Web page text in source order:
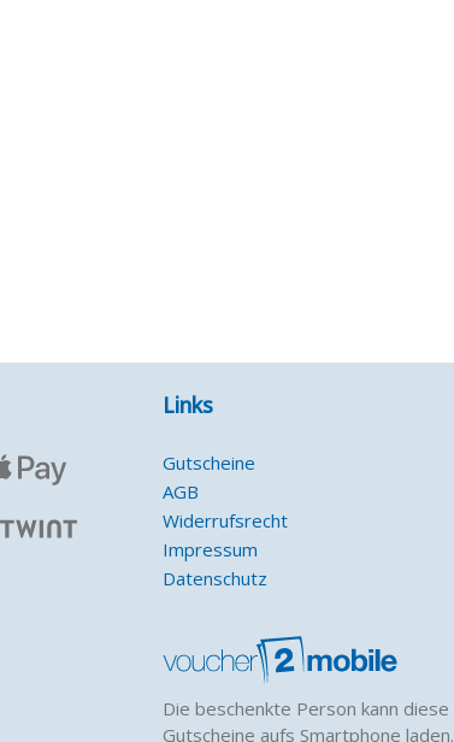
Links
Gutscheine
AGB
Widerrufsrecht
Impressum
Datenschutz
Die beschenkte Person kann diese
Gutscheine aufs Smartphone laden.